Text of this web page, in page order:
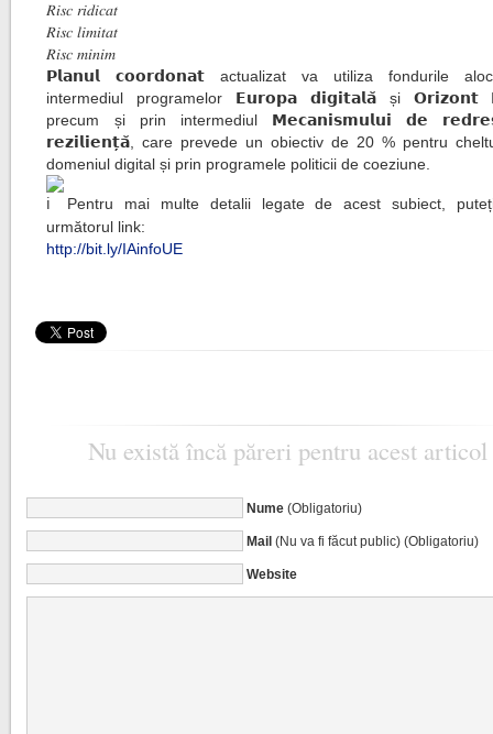
𝑅𝑖𝑠𝑐 𝑟𝑖𝑑𝑖𝑐𝑎𝑡
𝑅𝑖𝑠𝑐 𝑙𝑖𝑚𝑖𝑡𝑎𝑡
𝑅𝑖𝑠𝑐 𝑚𝑖𝑛𝑖𝑚
𝗣𝗹𝗮𝗻𝘂𝗹 𝗰𝗼𝗼𝗿𝗱𝗼𝗻𝗮𝘁 actualizat va utiliza fondurile
intermediul programelor 𝗘𝘂𝗿𝗼𝗽𝗮 𝗱𝗶𝗴𝗶𝘁𝗮𝗹𝗮̆ și 𝗢𝗿𝗶𝘇𝗼𝗻𝘁
precum și prin intermediul 𝗠𝗲𝗰𝗮𝗻𝗶𝘀𝗺𝘂𝗹𝘂𝗶 𝗱𝗲
𝗿𝗲𝘇𝗶𝗹𝗶𝗲𝗻𝘁̦𝗮̆, care prevede un obiectiv de 20 % pentru
domeniul digital și prin programele politicii de coeziune.
Pentru mai multe detalii legate de acest subiect,
următorul link:
http://bit.ly/IAinfoUE
Nu există încă păreri pentru acest articol
Nume(Obligatoriu)
Mail(Nu va fi făcut public) (Obligatoriu)
Website